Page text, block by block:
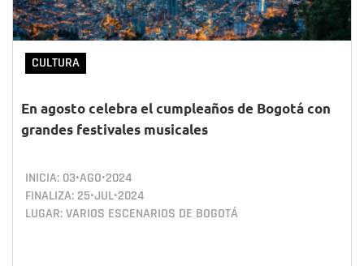
CULTURA
En agosto celebra el cumpleaños de Bogotá con
grandes festivales musicales
INICIA: 03•AGO•2024
FINALIZA: 25•JUL•2024
LUGAR: VARIOS ESCENARIOS DE BOGOTÁ